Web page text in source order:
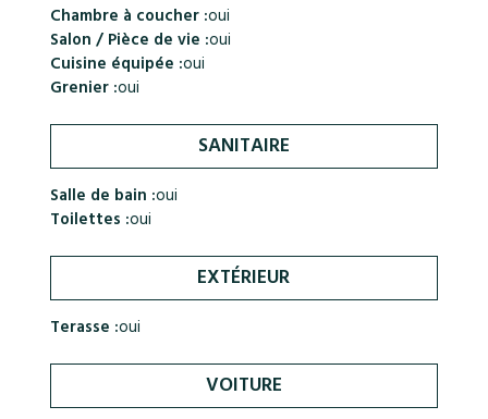
Chambre à coucher :oui
Salon / Pièce de vie :oui
Cuisine équipée :oui
Grenier :oui
SANITAIRE
Salle de bain :oui
Toilettes :oui
EXTÉRIEUR
Terasse :oui
VOITURE